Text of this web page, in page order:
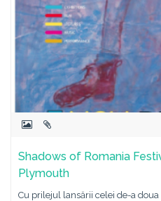
Shadows of Romania
Plymouth
Cu prilejul lansării celei de-a